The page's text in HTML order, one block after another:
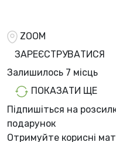
ZOOM
ЗАРЕЄСТРУВАТИСЯ
Залишилось 7 місць
ПОКАЗАТИ ЩЕ
Підпишіться на
подарунок
Отримуйте корисні